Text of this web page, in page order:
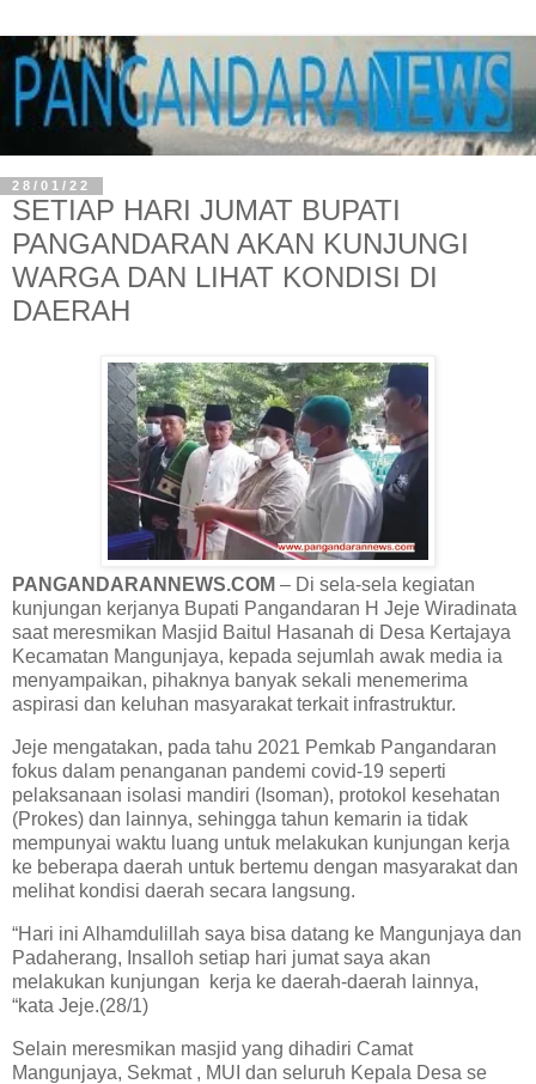
28/01/22
SETIAP HARI JUMAT BUPATI
PANGANDARAN AKAN KUNJUNGI
WARGA DAN LIHAT KONDISI DI
DAERAH
PANGANDARANNEWS.COM – Di sela-sela kegiatan
kunjungan kerjanya Bupati Pangandaran H Jeje Wiradinata
saat meresmikan Masjid Baitul Hasanah di Desa Kertajaya
Kecamatan Mangunjaya, kepada sejumlah awak media ia
menyampaikan, pihaknya banyak sekali menemerima
aspirasi dan keluhan masyarakat terkait infrastruktur.
Jeje mengatakan, pada tahu 2021 Pemkab Pangandaran
fokus dalam penanganan pandemi covid-19 seperti
pelaksanaan isolasi mandiri (Isoman), protokol kesehatan
(Prokes) dan lainnya, sehingga tahun kemarin ia tidak
mempunyai waktu luang untuk melakukan kunjungan kerja
ke beberapa daerah untuk bertemu dengan masyarakat dan
melihat kondisi daerah secara langsung.
“Hari ini Alhamdulillah saya bisa datang ke Mangunjaya dan
Padaherang, Insalloh setiap hari jumat saya akan
melakukan kunjungan kerja ke daerah-daerah lainnya,
“kata Jeje.(28/1)
Selain meresmikan masjid yang dihadiri Camat
Mangunjaya, Sekmat , MUI dan seluruh Kepala Desa se